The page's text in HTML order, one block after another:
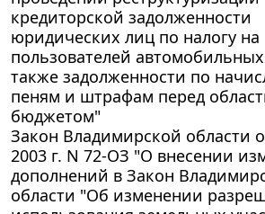
кредиторской задолженности
юридических лиц по налогу на
пользователей
также задолженности по
пеням и штрафам перед
бюджетом"
Закон Владимирской области
2003 г. N 72-ОЗ "О внесении
дополнений в Закон
области "Об изменении